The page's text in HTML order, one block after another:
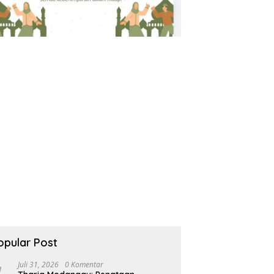
Post
Juli 31, 2026 0 Komentar